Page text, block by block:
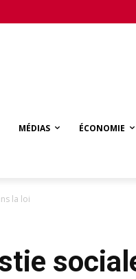
MÉDIAS ÉCONOMIE
la loi